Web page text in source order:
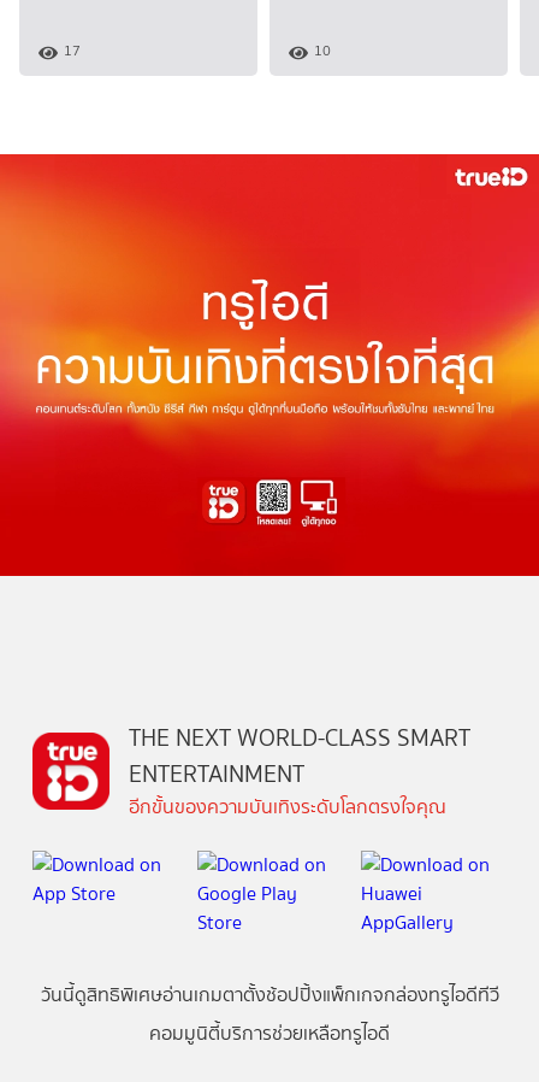
17 10
THE NEXT WORLD-CLASS SMART
ENTERTAINMENT
อีกขั้นของความบันเทิงระดับโลกตรงใจคุณ
วันนี้ดูสิทธิพิเศษอ่านเกมตาตั้งช้อปปิ้งแพ็กเกจกล่องทรูไอดีทีวี
คอมมูนิตี้บริการช่วยเหลือทรูไอดี